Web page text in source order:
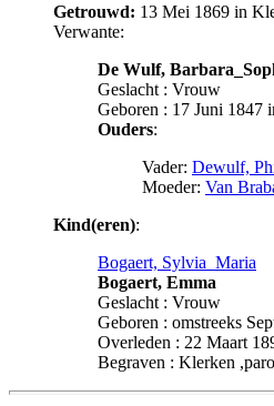
Getrouwd: 13 Mei 1869 in
Verwante:
De Wulf,
Geslacht : Vrouw
Geboren : 17 Juni 1847
Ouders:
Vader: Dewulf,
Moeder: Van
Kind(eren):
Bogaert, Sylvia_Maria
Bogaert, Emma
Geslacht : Vrouw
Geboren : omstreeks
Overleden : 22 Maart
Begraven : Klerken